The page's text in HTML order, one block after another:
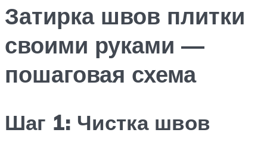
Затирка швов плитки
своими руками —
пошаговая схема
Шаг 1: Чистка швов